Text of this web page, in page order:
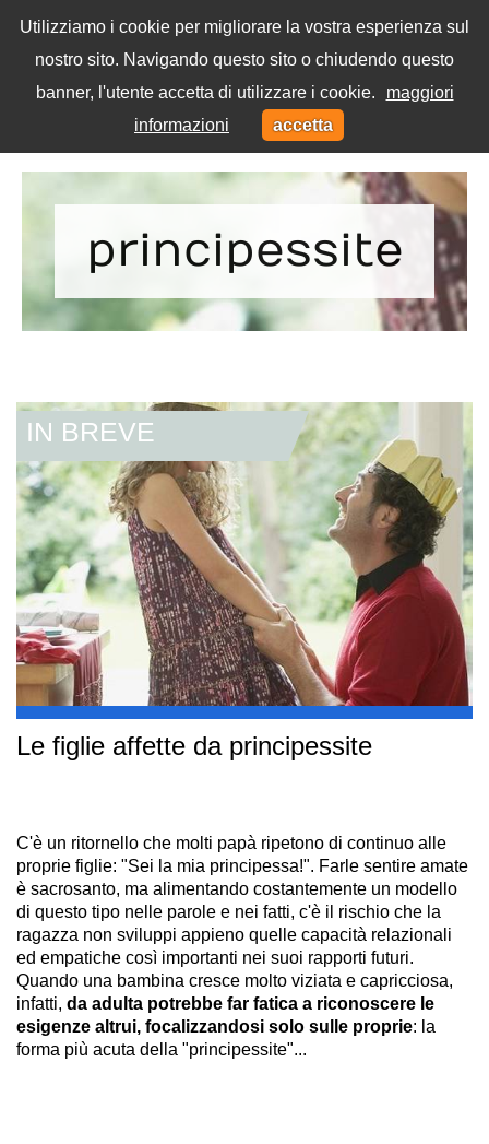
Utilizziamo i cookie per migliorare la vostra esperienza sul
nostro sito. Navigando questo sito o chiudendo questo
banner, l'utente accetta di utilizzare i cookie.
maggiori
informazioni
accetta
Menu
principessite
Le figlie affette da principessite
C'è un ritornello che molti papà ripetono di continuo alle
proprie figlie: "Sei la mia principessa!". Farle sentire amate
è sacrosanto, ma alimentando costantemente un modello
di questo tipo nelle parole e nei fatti, c'è il rischio che la
ragazza non sviluppi appieno quelle capacità relazionali
ed empatiche così importanti nei suoi rapporti futuri.
Quando una bambina cresce molto viziata e capricciosa,
infatti, da adulta potrebbe far fatica a riconoscere le
esigenze altrui, focalizzandosi solo sulle proprie: la
forma più acuta della "principessite"...